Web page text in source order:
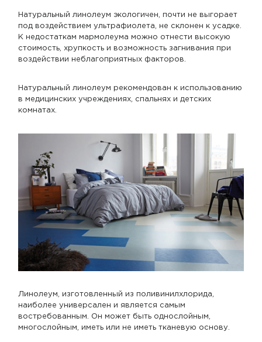
Натуральный линолеум экологичен, почти не выгорает
под воздействием ультрафиолета, не склонен к усадке.
К недостаткам мармолеума можно отнести высокую
стоимость, хрупкость и возможность загнивания при
воздействии неблагоприятных факторов.
Натуральный линолеум рекомендован к использованию
в медицинских учреждениях, спальнях и детских
комнатах.
Линолеум, изготовленный из поливинилхлорида,
наиболее универсален и является самым
востребованным. Он может быть однослойным,
многослойным, иметь или не иметь тканевую основу.